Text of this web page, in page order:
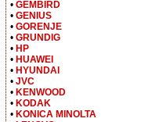
• GEMBIRD
• GENIUS
• GORENJE
• GRUNDIG
• HP
• HUAWEI
• HYUNDAI
• JVC
• KENWOOD
• KODAK
• KONICA MINOLTA